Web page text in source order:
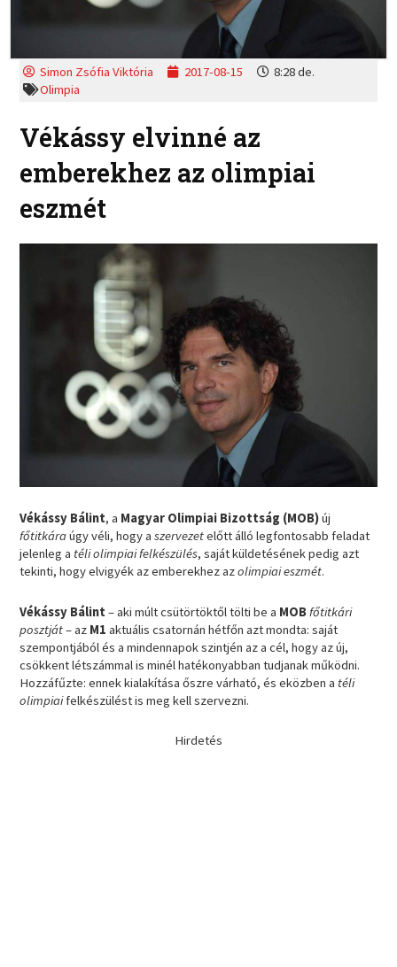
Simon Zsófia Viktória 2017-08-15
8:28 de.
Olimpia
Vékássy elvinné az
emberekhez az olimpiai
eszmét
Vékássy Bálint, a Magyar Olimpiai Bizottság (MOB)új
főtitkáraúgy véli, hogy aszervezetelőtt álló legfontosabb feladat
jelenleg a téli olimpiai felkészülés, saját küldetésének pedig azt
tekinti, hogy elvigyék az emberekhez azolimpiai eszmét.
Vékássy Bálint – aki múlt csütörtöktől tölti be a MOBfőtitkári
posztját– az M1 aktuális csatornán hétfőn azt mondta: saját
szempontjából és a mindennapok szintjén az a cél, hogy az új,
csökkent létszámmal is minél hatékonyabban tudjanak működni.
Hozzáfűzte: ennek kialakítása őszre várható, és eközben a téli
olimpiaifelkészülést is meg kell szervezni.
Hirdetés